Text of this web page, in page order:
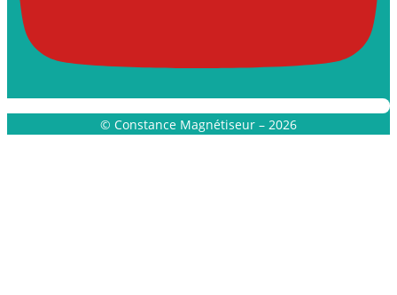
© Constance Magnétiseur – 2026